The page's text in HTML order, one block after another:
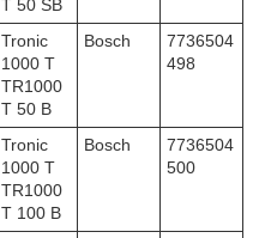
T 50 SB
Tronic
1000 T
TR1000
T 50 B
Bosch
7736504
498
Tronic
1000 T
TR1000
T 100 B
Bosch
7736504
500